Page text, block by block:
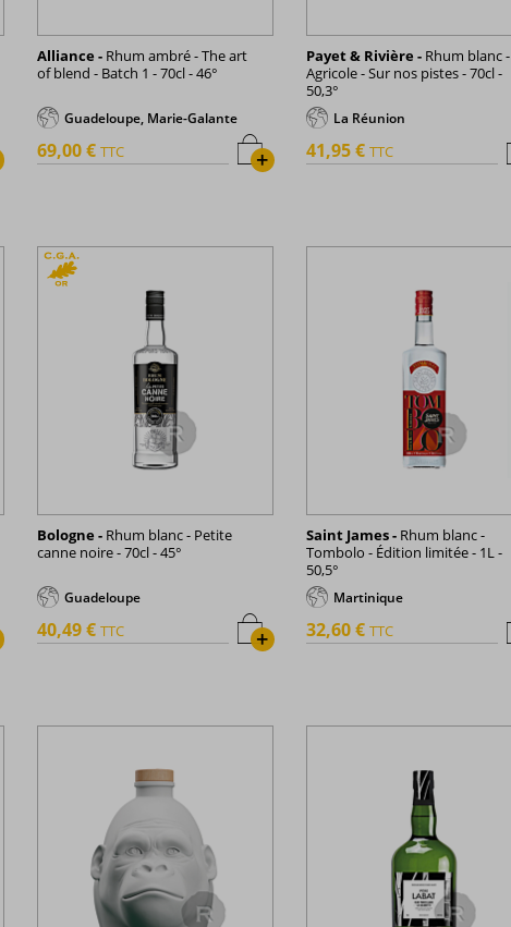
Alliance -Rhum ambré - The art
of blend - Batch 1 - 70cl - 46°
Guadeloupe, Marie-Galante
+
69,00 € TTC
Payet & Rivière - Rhum blanc -
Agricole - Sur nos pistes - 70cl -
50,3°
La Réunion
41,95 € TTC
Bologne -Rhum blanc - Petite
canne noire - 70cl - 45°
Guadeloupe
+
40,49 € TTC
Saint James - Rhum blanc -
Tombolo - Édition limitée - 1L -
50,5°
Martinique
32,60 € TTC